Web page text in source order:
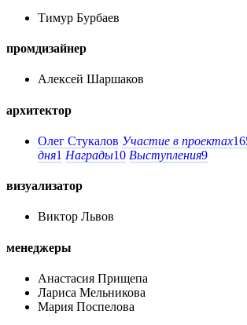
Тимур Бурбаев
промдизайнер
Алексей Шаршаков
архитектор
Олег Стукалов Участие в проектах
дня1 Награды10 Выступления9
визуализатор
Виктор Львов
менеджеры
Анастасия Прищепа
Лариса Мельникова
Мария Поспелова